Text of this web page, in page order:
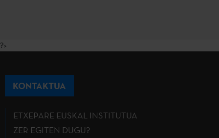
?>
KONTAKTUA
ETXEPARE EUSKAL INSTITUTUA
ZER EGITEN DUGU?